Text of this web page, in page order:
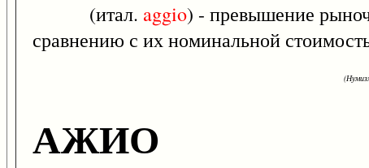
(итал. aggio) - превышение
сравнению с их номинальной
АЖИО